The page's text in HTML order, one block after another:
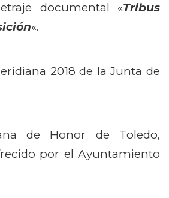
documental «Tribus
«.
2018 de la Junta de
de Honor de Toledo,
por el Ayuntamiento